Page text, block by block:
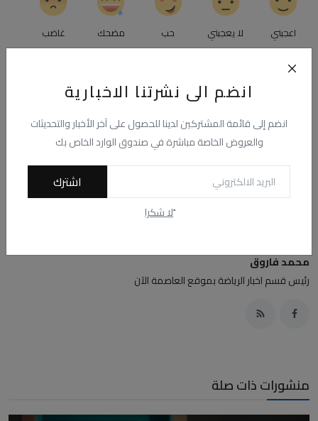
انضم الى نشرتنا الاخبارية
انضم إلى قائمة المشتركين لدينا للحصول على آخر الأخبار والتحديثات
والعروض الخاصة مباشرة في صندوق الوارد الخاص بك
اشترك
ًلا شكرا
اعجبني لا يعجبني حب مضحك غاضب
رائع
محمد فاروق
رئيس قسم اخبار الرياضة بموقع العاصمة الآن
منشورات ذات صلة